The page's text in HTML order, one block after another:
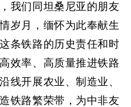
我们同坦桑尼亚的朋友
岁月，缅怀为此奉献生
条铁路的历史责任和时
效率、高质量推进铁路
线开展农业、制造业、
铁路繁荣带，为中非友